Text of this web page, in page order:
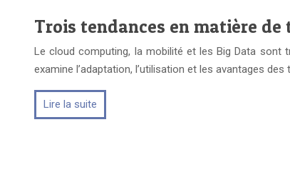
Trois tendances en matière
Le cloud computing, la mobilité et les Big Data sont
examine l’adaptation, l’utilisation et les avantages
Lire la suite